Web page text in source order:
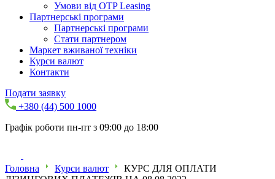
Умови від OTP Leasing
Партнерські програми
Партнерські програми
Стати партнером
Маркет вживаної техніки
Курси валют
Контакти
Подати заявку
+380 (44) 500 1000
Графік роботи пн-пт з 09:00 до 18:00
Головна Курси валют
КУРС ДЛЯ ОПЛАТИ